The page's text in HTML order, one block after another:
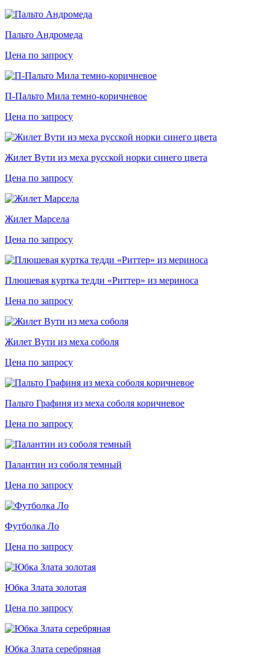
Пальто Андромеда
Цена по запросу
П-Пальто Мила темно-коричневое
Цена по запросу
Жилет Вути из меха русской норки синего цвета
Цена по запросу
Жилет Марсела
Цена по запросу
Плюшевая куртка тедди «Риттер» из мериноса
Цена по запросу
Жилет Вути из меха соболя
Цена по запросу
Пальто Графиня из меха соболя коричневое
Цена по запросу
Палантин из соболя темный
Цена по запросу
Футболка Ло
Цена по запросу
Юбка Злата золотая
Цена по запросу
Юбка Злата серебряная